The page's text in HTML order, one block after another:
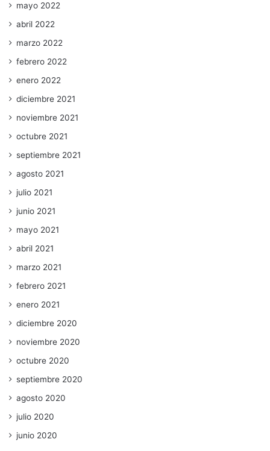
mayo 2022
abril 2022
marzo 2022
febrero 2022
enero 2022
diciembre 2021
noviembre 2021
octubre 2021
septiembre 2021
agosto 2021
julio 2021
junio 2021
mayo 2021
abril 2021
marzo 2021
febrero 2021
enero 2021
diciembre 2020
noviembre 2020
octubre 2020
septiembre 2020
agosto 2020
julio 2020
junio 2020